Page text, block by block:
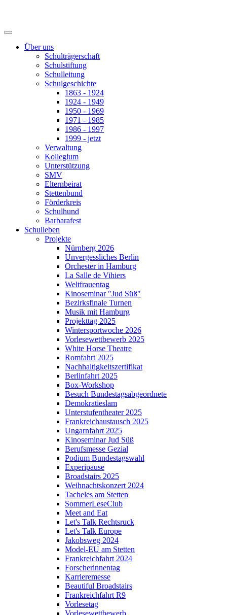
Über uns
Schulträgerschaft
Schulstiftung
Schulleitung
Schulgeschichte
1863 - 1924
1924 - 1949
1950 - 1969
1971 - 1985
1986 - 1997
1999 - jetzt
Verwaltung
Kollegium
Unterstützung
SMV
Elternbeirat
Stettenbund
Förderkreis
Schulhund
Barbarafest
Schulleben
Projekte
Nürnberg 2026
Unvergessliches Berlin
Orchester in Hamburg
La Salle de Vihiers
Weltfrauentag
Kinoseminar "Jud Süß"
Bezirksfinale Turnen
Musik mit Hamburg
Projekttag 2025
Wintersportwoche 2026
Vorlesewettbewerb 2025
White Horse Theatre
Romfahrt 2025
Nachhaltigkeitszertifikat
Berlinfahrt 2025
Box-Workshop
Besuch Bundestagsabgeordnete
Demokratieslam
Unterstufentheater 2025
Frankreichaustausch 2025
Ungarnfahrt 2025
Kinoseminar Jud Süß
Berufsmesse Gezial
Podium Bundestagswahl
Experipause
Broadstairs 2025
Weihnachtskonzert 2024
Tacheles am Stetten
SommerLeseClub
Meet and Eat
Let's Talk Rechtsruck
Let's Talk Europe
Jakobsweg 2024
Model-EU am Stetten
Frankreichfahrt 2024
Forscherinnentag
Karrieremesse
Beautiful Broadstairs
Frankreichfahrt R9
Vorlesetag
Vorlesewettbewerb